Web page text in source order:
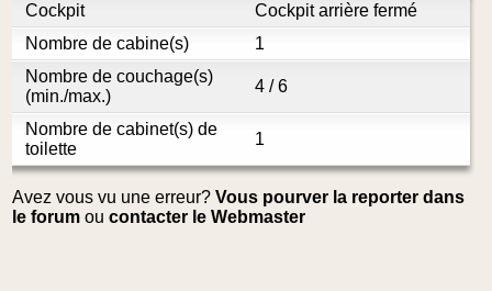
Cockpit
Cockpit arrière fermé
Nombre de cabine(s)
1
Nombre de couchage(s)
(min./max.)
4 / 6
Nombre de cabinet(s) de
toilette
1
Avez vous vu une erreur?Vous pourver la reporter dans
le forum oucontacter le Webmaster